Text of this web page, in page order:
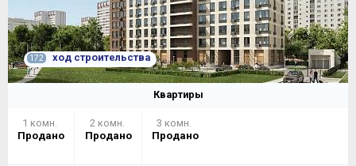
172 ход строительства
Квартиры
1 комн.
Продано
2 комн.
Продано
3 комн.
Продано